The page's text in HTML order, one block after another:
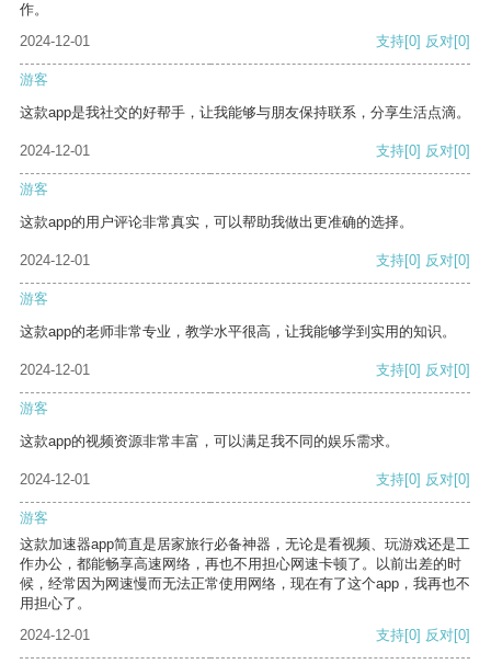
作。
2024-12-01
支持[0] 反对[0]
游客
这款app是我社交的好帮手，让我能够与朋友保持联系，分享生活点滴。
2024-12-01 支持[0] 反对[0]
游客
这款app的用户评论非常真实，可以帮助我做出更准确的选择。
2024-12-01 支持[0] 反对[0]
游客
这款app的老师非常专业，教学水平很高，让我能够学到实用的知识。
2024-12-01 支持[0] 反对[0]
游客
这款app的视频资源非常丰富，可以满足我不同的娱乐需求。
2024-12-01 支持[0] 反对[0]
游客
这款加速器app简直是居家旅行必备神器，无论是看视频、玩游戏还是工
作办公，都能畅享高速网络，再也不用担心网速卡顿了。以前出差的时
候，经常因为网速慢而无法正常使用网络，现在有了这个app，我再也不
用担心了。
2024-12-01
支持[0] 反对[0]